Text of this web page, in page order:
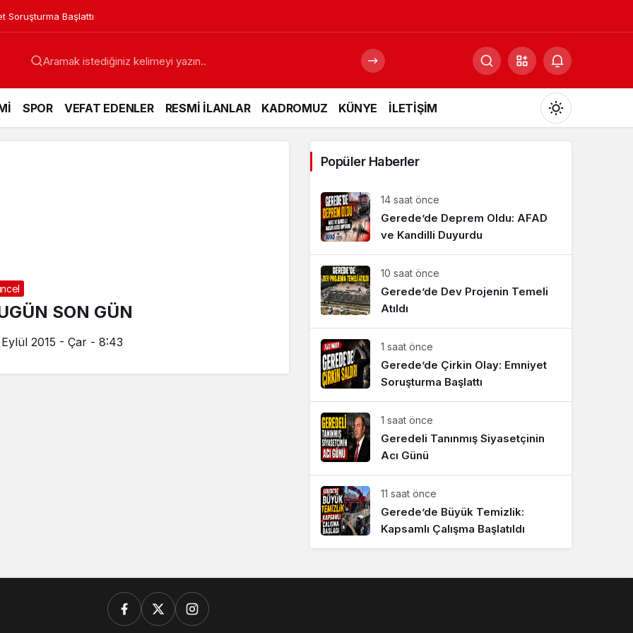
Soruşturma Başlattı
SPOR VEFAT EDENLER RESMİ İLANLAR KADROMUZ KÜNYE İLETİŞİM
Mod
değiştir
Gündüz Modu
Gündüz modunu seçin.
Gece Modu
Gece modunu seçin.
Sistem modunu seçin.
SON GÜN
2015 - Çar - 8:43
Popüler Haberler
14 saat önce
Gerede’de Deprem Oldu: AFAD
ve Kandilli Duyurdu
10 saat önce
Gerede’de Dev Projenin Temeli
Atıldı
1 saat önce
Gerede’de Çirkin Olay: Emniyet
Soruşturma Başlattı
1 saat önce
Geredeli Tanınmış Siyasetçinin
Acı Günü
11 saat önce
Gerede’de Büyük Temizlik:
Kapsamlı Çalışma Başlatıldı